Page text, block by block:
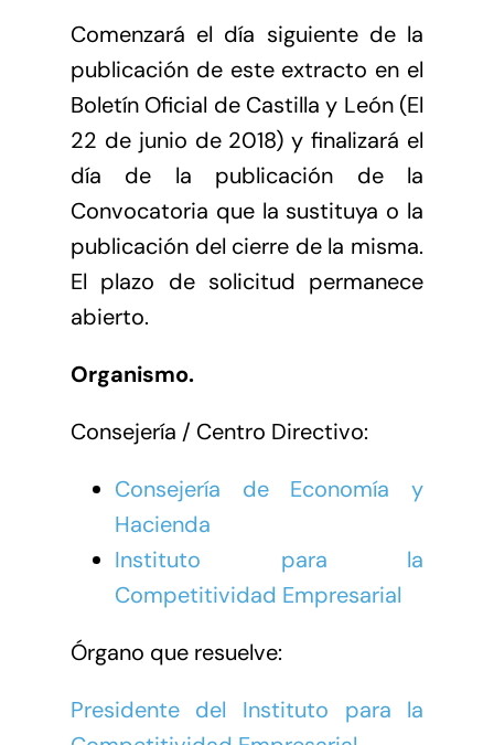
Comenzará el día siguiente de la
publicación de este extracto en el
Boletín Oficial de Castilla y León (El
22 de junio de 2018) y finalizará el
día de la publicación de la
Convocatoria que la sustituya o la
publicación del cierre de la misma.
El plazo de solicitud permanece
abierto.
Organismo.
Consejería / Centro Directivo:
Consejería de Economía y
Hacienda
Instituto para la
Competitividad Empresarial
Órgano que resuelve:
Presidente del Instituto para la